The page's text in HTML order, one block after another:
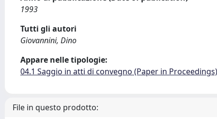
1993
Tutti gli autori
Giovannini, Dino
Appare nelle tipologie:
04.1 Saggio in atti di convegno (Paper in Proceedings)
File in questo prodotto: